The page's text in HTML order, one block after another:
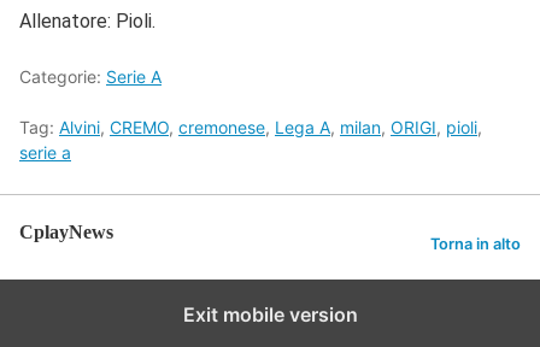
Allenatore: Pioli.
Categorie: Serie A
Tag: Alvini, CREMO, cremonese, Lega A, milan, ORIGI, pioli,
serie a
CplayNews
Torna in alto
Exit mobile version